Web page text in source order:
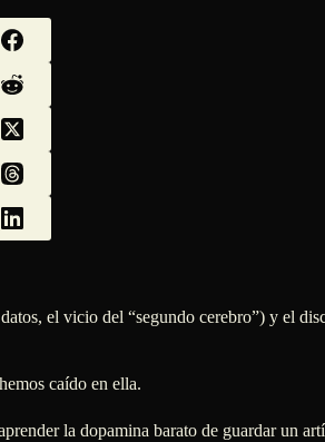
el vicio del “segundo cerebro”) y el
caído en ella.
la dopamina barato de guardar un